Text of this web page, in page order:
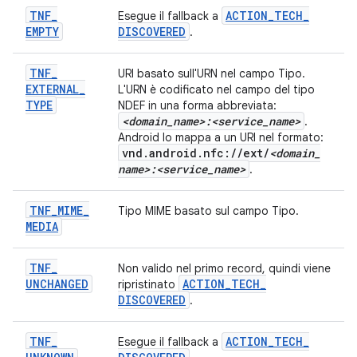
TNF_
EMPTY
Esegue il fallback a ACTION_TECH_
DISCOVERED .
TNF_
EXTERNAL_
TYPE
URI basato sull'URN nel campo Tipo.
L'URN è codificato nel campo del tipo
NDEF in una forma abbreviata:
<domain_ name>:<service_ name> .
Android lo mappa a un URI nel formato:
vnd .android . nfc: //ext/<domain_
name>:<service_ name> .
TNF_MIME_
MEDIA
Tipo MIME basato sul campo Tipo.
TNF_
UNCHANGED
Non valido nel primo record, quindi viene
ripristinato ACTION_TECH_
DISCOVERED .
TNF_
Esegue il fallback a ACTION_TECH_